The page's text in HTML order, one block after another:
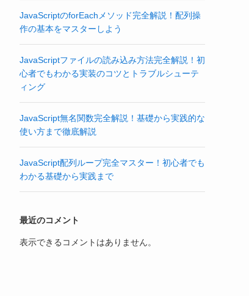
JavaScriptのforEachメソッド完全解説！配列操
作の基本をマスターしよう
JavaScriptファイルの読み込み方法完全解説！初
心者でもわかる実装のコツとトラブルシューテ
ィング
JavaScript無名関数完全解説！基礎から実践的な
使い方まで徹底解説
JavaScript配列ループ完全マスター！初心者でも
わかる基礎から実践まで
最近のコメント
表示できるコメントはありません。